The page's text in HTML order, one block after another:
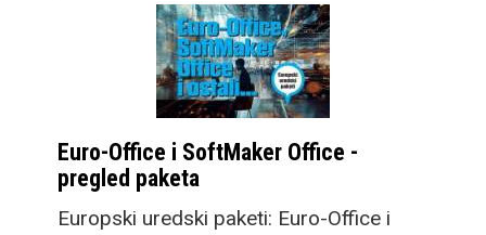
Euro-Office i SoftMaker Office -
pregled paketa
Europski uredski paketi: Euro-Office i